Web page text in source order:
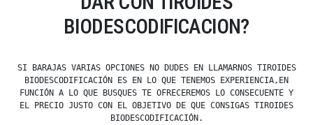
BIODESCODIFICACION?
SI BARAJAS VARIAS OPCIONES NO DUDES EN LLAMARNOS TIROIDES
BIODESCODIFICACIÓN ES EN LO QUE TENEMOS EXPERIENCIA,EN
FUNCIÓN A LO QUE BUSQUES TE OFRECEREMOS LO CONSECUENTE Y
EL PRECIO JUSTO CON EL OBJETIVO DE QUE CONSIGAS TIROIDES
BIODESCODIFICACIÓN.